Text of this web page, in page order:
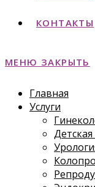
КОНТАКТЫ
МЕНЮ ЗАКРЫТЬ
Главная
Услуги